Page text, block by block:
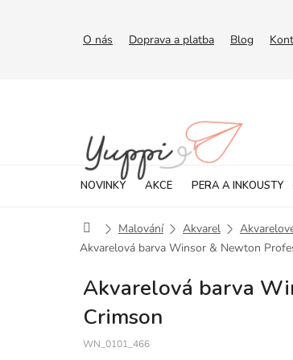
O nás Doprava a platba Blog
NOVINKY AKCE PERA A INKOUSTY
DomůMalování Akvarel
Akvarelová barva Winsor & Newton
Akvarelová barva
Crimson
WN_0101_466